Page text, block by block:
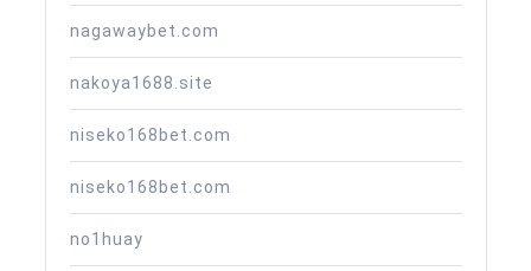
nagawaybet.com
nakoya1688.site
niseko168bet.com
niseko168bet.com
no1huay